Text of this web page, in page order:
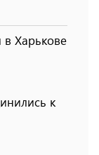
в Харькове
к